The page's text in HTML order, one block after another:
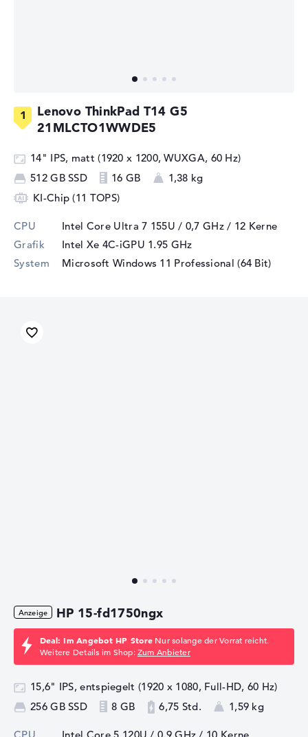
Lenovo ThinkPad T14 G5
21MLCTO1WWDE5
14" IPS, matt (1920 x 1200, WUXGA, 60 Hz)
512 GB SSD
16 GB
1,38 kg
KI-Chip (11 TOPS)
CPU Intel Core Ultra 7 155U / 0,7 GHz/ 12 Kerne
Grafik
Intel Xe 4C-iGPU 1.95 GHz
System
Microsoft Windows 11 Professional (64 Bit)
HP 15-fd1750ngx
Deal: Im Angebot HP Store Nur solange der Vorrat reicht.
Weitere Details im Shop:Zum Anbieter
15,6" IPS, entspiegelt (1920 x 1080, Full-HD, 60 Hz)
256 GB SSD
8 GB 6,75 Std. 1,59 kg
CPU Intel Core 5 120U / 0,9 GHz / 10 Kerne